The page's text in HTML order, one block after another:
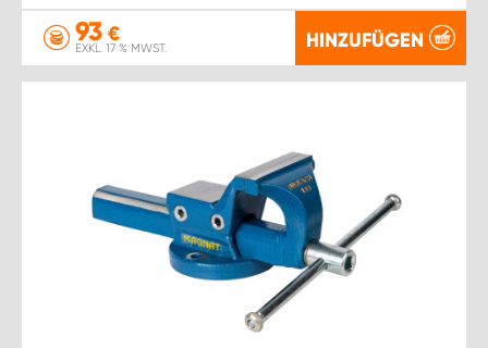
93 €
EXKL. 17 % MWST. HINZUFÜGEN